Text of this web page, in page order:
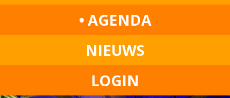
• AGENDA
NIEUWS
LOGIN